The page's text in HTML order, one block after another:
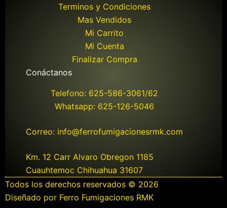
Terminos y Condiciones
Mas Vendidos
Mi Carrito
Mi Cuenta
Finalizar Compra
Conáctanos
Telefono: 625-586-3061/62
Whatsapp: 625-126-5046
Correo: info@ferrofumigacionesrmk.com
Km. 12 Carr Alvaro Obregon 1185
Cuauhtemoc Chihuahua 31607
Todos los derechos reservados © 2026
Diseñado por Ferro Fumigaciones RMK